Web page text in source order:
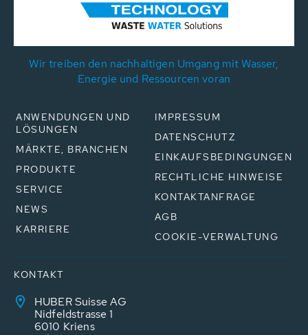
Wir treiben den nachhaltigen Umgang mit Wasser,
Energie und Ressourcen voran
ANWENDUNGEN UND
LÖSUNGEN
MÄRKTE, BRANCHEN
PRODUKTE
SERVICE
NEWS
KARRIERE
IMPRESSUM
DATENSCHUTZ
EINKAUFSBEDINGUNGEN
RECHTLICHE HINWEISE
KONTAKTANFRAGE
AGB
COOKIE-VERWALTUNG
KONTAKT
HUBER Suisse AG
Nidfeldstrasse 1
6010 Kriens